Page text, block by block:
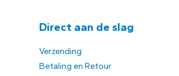
Direct aan de slag
Verzending
Betaling en Retour